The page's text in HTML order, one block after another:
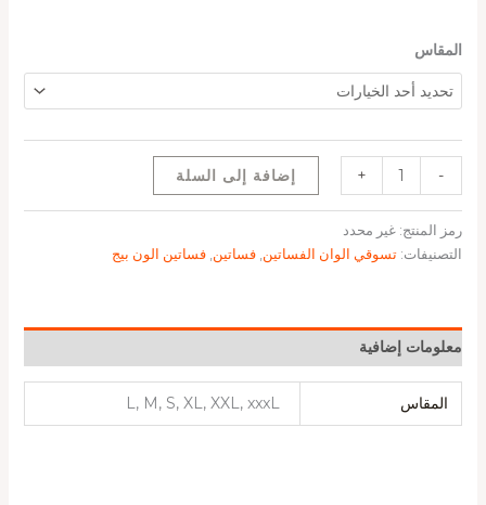
المقاس
-
+ إضافة إلى السلة
رمز المنتج: غير محدد
التصنيفات: تسوقي الوان الفساتين فساتين فساتين الون بيج
معلومات إضافية
المقاس L, M, S, XL, XXL, xxxL